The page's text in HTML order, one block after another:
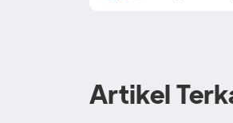
Artikel